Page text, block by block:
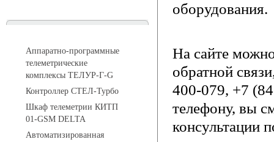
Аппаратно-программные
телеметрические
комплексы ТЕЛУР-Г-G
Контроллер СТЕЛ-Турбо
Шкаф телеметрии КИТП
01-GSM DELTA
Автоматизированная
оборудования.
На сайте
обратной
400-079, +7
телефону, вы
консультации